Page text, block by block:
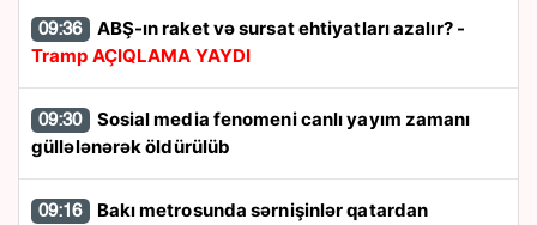
09:36
ABŞ-ın raket və sursat ehtiyatları azalır? -
Tramp AÇIQLAMA YAYDI
09:30
güllələnərək öldürülüb
09:16